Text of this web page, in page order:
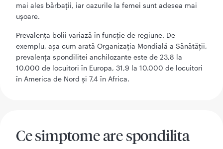
mai ales bărbații, iar cazurile la femei sunt adesea mai
ușoare.
Prevalența bolii variază în funcție de regiune. De
exemplu, așa cum arată Organizația Mondială a Sănătății,
prevalența spondilitei anchilozante este de 23,8 la
10.000 de locuitori în Europa, 31,9 la 10.000 de locuitori
în America de Nord și 7,4 în Africa.
Ce simptome are spondilita